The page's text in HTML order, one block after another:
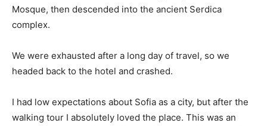
Mosque, then descended into the ancient Serdica
complex.
We were exhausted after a long day of travel, so we
headed back to the hotel and crashed.
I had low expectations about Sofia as a city, but after the
walking tour I absolutely loved the place. This was an